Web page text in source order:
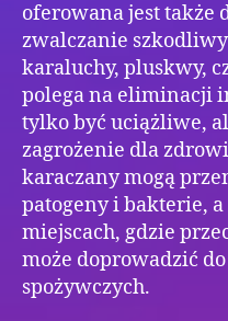
oferowana jest także
zwalczanie
karaluchy, pluskwy,
polega na eliminacji
tylko być uciążliwe,
zagrożenie dla
karaczany mogą
patogeny i bakterie,
miejscach, gdzie
może doprowadzić
spożywczych.